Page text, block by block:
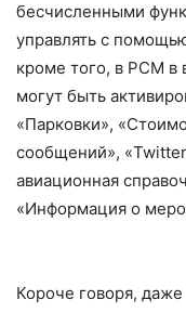
бесчисленными
управлять с
кроме того, в PCM
могут быть
«Парковки»,
сообщений»,
авиационная
«Информация о
Короче говоря,